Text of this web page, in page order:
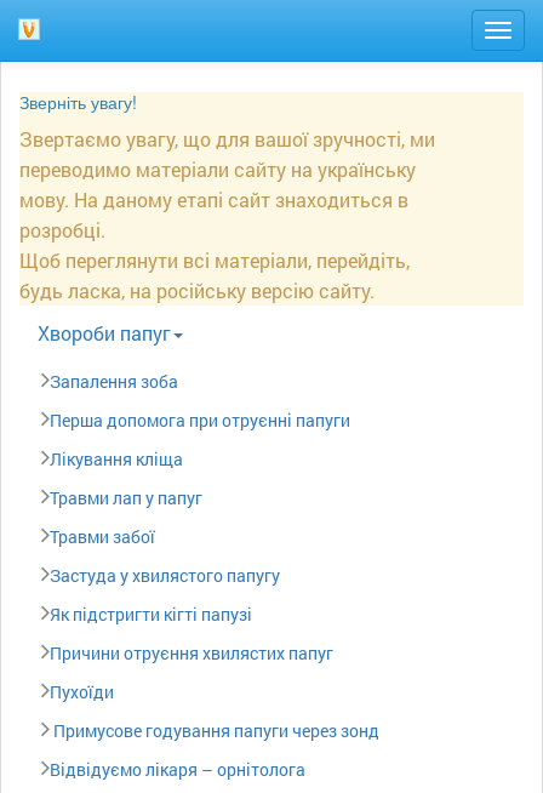
Зверніть увагу!
Звертаємо увагу, що для вашої зручності, ми
переводимо матеріали сайту на українську
мову. На даному етапі сайт знаходиться в
розробці.
Щоб переглянути всі матеріали, перейдіть,
будь ласка, на російську версію сайту.
Xвороби папуг
Запалення зоба
Перша допомога при отруєнні папуги
Лікування кліща
Травми лап у папуг
Травми забої
Застуда у хвилястого папугу
Як підстригти кігті папузі
Причини отруєння хвилястих папуг
Пухоїди
Примусове годування папуги через зонд
Відвідуємо лікаря – орнітолога